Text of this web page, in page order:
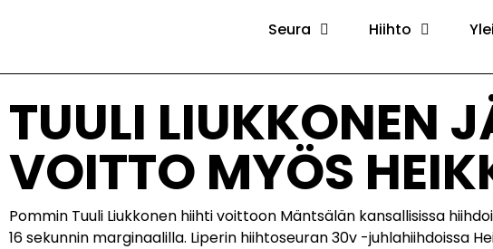
Seura Hiihto
TUULI LIUKKONEN
VOITTO MYÖS
Pommin Tuuli Liukkonen hiihti voittoon Mäntsälän kansallisissa
16 sekunnin marginaalilla. Liperin hiihtoseuran 30v -juhlahiihdoissa